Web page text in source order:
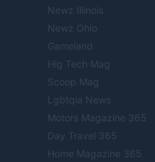
Newz Illinois
Newz Ohio
Gameland
Hig Tech Mag
Scoop Mag
Lgbtqia News
Motors Magazine 365
Day Travel 365
Home Magazine 365